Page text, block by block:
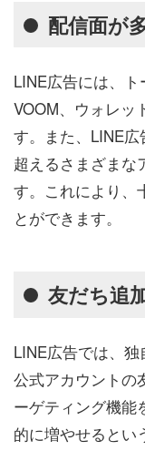
配信面が
LINE広告には、
VOOM、ウォレッ
す。また、LINE
超えるさまざまな
す。これにより、
とができます。
友だち追
LINE広告では、
公式アカウントの
ーゲティング機能
的に増やせるとい